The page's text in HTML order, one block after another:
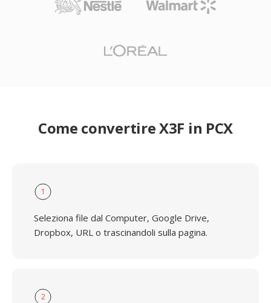
Come convertire X3F in PCX
1
Seleziona file dal Computer, Google Drive,
Dropbox, URL o trascinandoli sulla pagina.
2